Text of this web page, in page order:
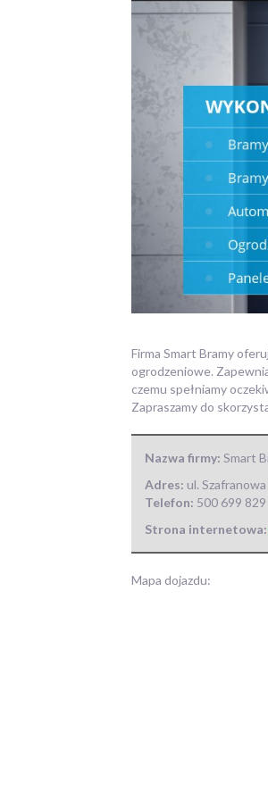
Firma Smart Bramy
ogrodzeniowe.
czemu spełniamy
Zapraszamy do
Nazwa firmy: Smart
Adres: ul.
Telefon: 500 699 829
Strona internetowa:
Mapa dojazdu: